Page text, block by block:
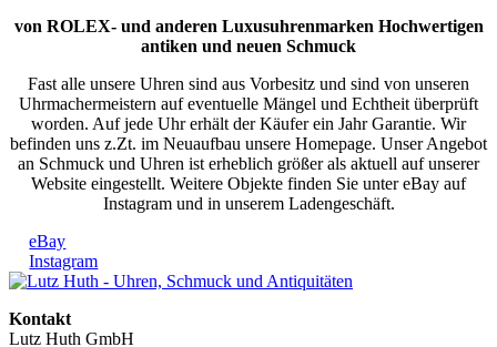
von ROLEX- und anderen Luxusuhrenmarken Hochwertigen
antiken und neuen Schmuck
Fast alle unsere Uhren sind aus Vorbesitz und sind von unseren
Uhrmachermeistern auf eventuelle Mängel und Echtheit überprüft
worden. Auf jede Uhr erhält der Käufer ein Jahr Garantie. Wir
befinden uns z.Zt. im Neuaufbau unsere Homepage. Unser Angebot
an Schmuck und Uhren ist erheblich größer als aktuell auf unserer
Website eingestellt. Weitere Objekte finden Sie unter eBay auf
Instagram und in unserem Ladengeschäft.
eBay
Instagram
Back
Top
Kontakt
Lutz Huth GmbH